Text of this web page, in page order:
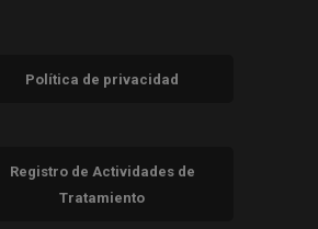
Política de privacidad
Registro de Actividades de
Tratamiento